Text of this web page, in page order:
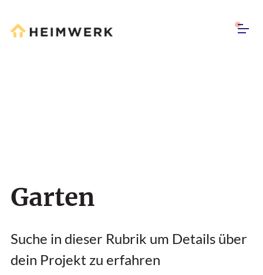
Garten
Suche in dieser Rubrik um Details über
dein Projekt zu erfahren